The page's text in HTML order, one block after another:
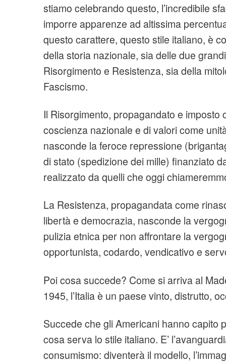
stiamo celebrando questo, l’incredibile
imporre apparenze ad altissima
questo carattere, questo stile italiano, è
della storia nazionale, sia delle due
Risorgimento e Resistenza, sia della
Fascismo.
Il Risorgimento, propagandato e imposto
coscienza nazionale e di valori come
nasconde la feroce repressione
di stato (spedizione dei mille) finanziato
realizzato da quelli che oggi
La Resistenza, propagandata come
libertà e democrazia, nasconde la
pulizia etnica per non affrontare la
opportunista, codardo, vendicativo e
Poi cosa succede? Come si arriva al
1945, l’Italia è un paese vinto, distrutto,
Succede che gli Americani hanno capito
cosa serva lo stile italiano. E’
consumismo: diventerà il modello,